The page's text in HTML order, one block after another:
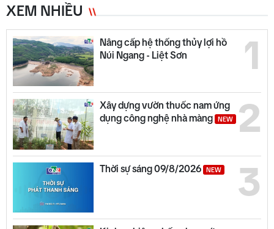
XEM NHIỀU
1
Nâng cấp hệ thống thủy lợi hồ
Núi Ngang - Liệt Sơn
2
Xây dựng vườn thuốc nam ứng
dụng công nghệ nhà màng
NEW
3
Thời sự sáng 09/8/2026 NEW